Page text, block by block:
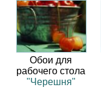
Обои для
рабочего стола
"Черешня"